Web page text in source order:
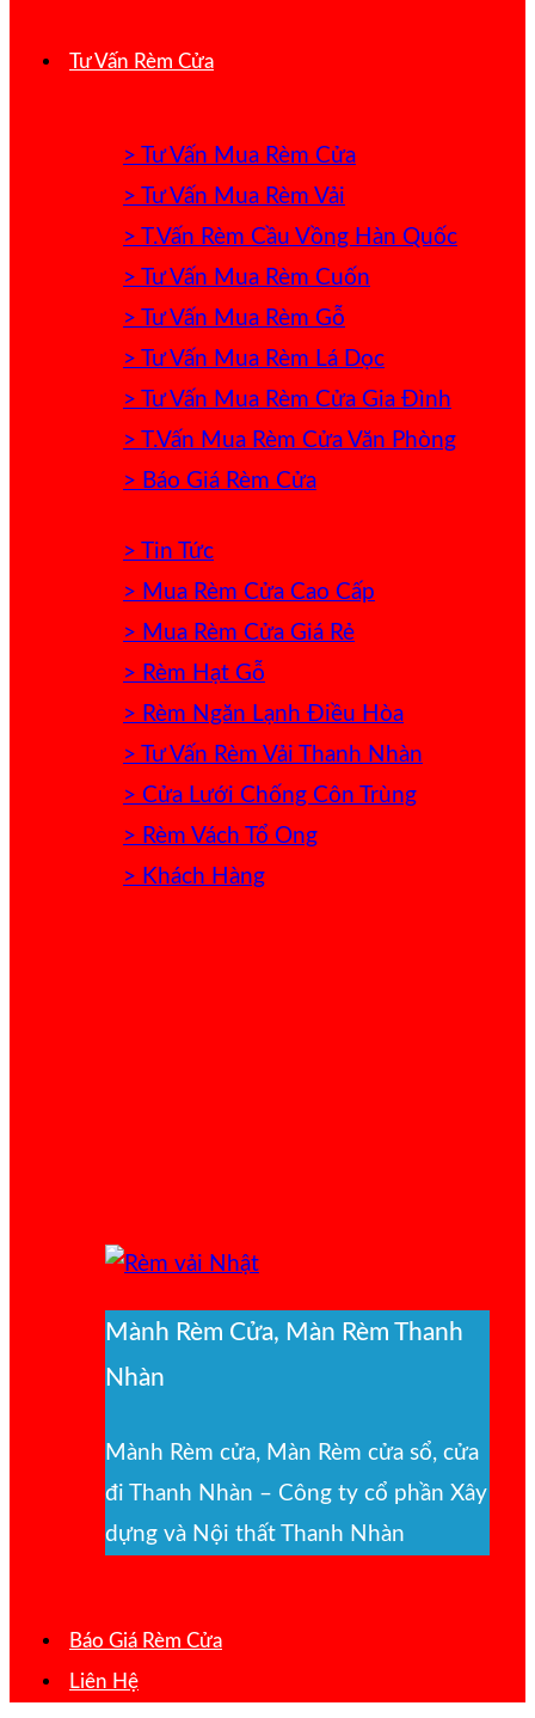
Tư Vấn Rèm Cửa
> Tư Vấn Mua Rèm Cửa
> Tư Vấn Mua Rèm Vải
> T.Vấn Rèm Cầu Vồng Hàn Quốc
> Tư Vấn Mua Rèm Cuốn
> Tư Vấn Mua Rèm Gỗ
> Tư Vấn Mua Rèm Lá Dọc
> Tư Vấn Mua Rèm Cửa Gia Đình
> T.Vấn Mua Rèm Cửa Văn Phòng
> Báo Giá Rèm Cửa
> Tin Tức
> Mua Rèm Cửa Cao Cấp
> Mua Rèm Cửa Giá Rẻ
> Rèm Hạt Gỗ
> Rèm Ngăn Lạnh Điều Hòa
> Tư Vấn Rèm Vải Thanh Nhàn
> Cửa Lưới Chống Côn Trùng
> Rèm Vách Tổ Ong
> Khách Hàng
Mành Rèm Cửa, Màn Rèm Thanh
Nhàn
Mành Rèm cửa, Màn Rèm cửa sổ, cửa
đi Thanh Nhàn – Công ty cổ phần Xây
dựng và Nội thất Thanh Nhàn
Báo Giá Rèm Cửa
Liên Hệ